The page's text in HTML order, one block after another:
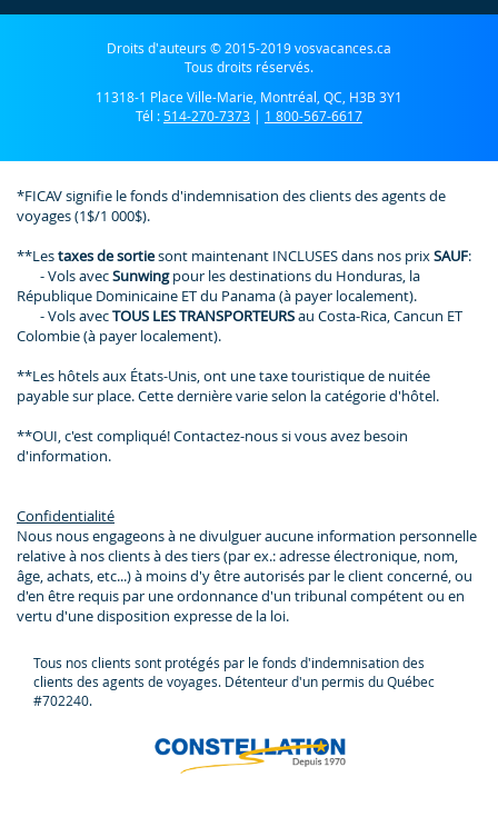
Droits d'auteurs © 2015-2019 vosvacances.ca
Tous droits réservés.
11318-1 Place Ville-Marie, Montréal, QC, H3B 3Y1
Tél :514-270-7373 | 1 800-567-6617
*FICAV signifie le fonds d'indemnisation des clients des agents de
voyages (1$/1 000$).
**Lestaxes de sortiesont maintenant INCLUSES dans nos prixSAUF:
- Vols avecSunwingpour les destinations du Honduras, la
République Dominicaine ET du Panama (à payer localement).
- Vols avecTOUS LES TRANSPORTEURSau Costa-Rica, Cancun ET
Colombie (à payer localement).
**Les hôtels aux États-Unis, ont une taxe touristique de nuitée
payable sur place. Cette dernière varie selon la catégorie d'hôtel.
**OUI, c'est compliqué! Contactez-nous si vous avez besoin
d'information.
Confidentialité
Nous nous engageons à ne divulguer aucune information personnelle
relative à nos clients à des tiers (par ex.: adresse électronique, nom,
âge, achats, etc...) à moins d'y être autorisés par le client concerné, ou
d'en être requis par une ordonnance d'un tribunal compétent ou en
vertu d'une disposition expresse de la loi.
Tous nos clients sont protégés par le fonds d'indemnisation des
clients des agents de voyages. Détenteur d'un permis du Québec
#702240.